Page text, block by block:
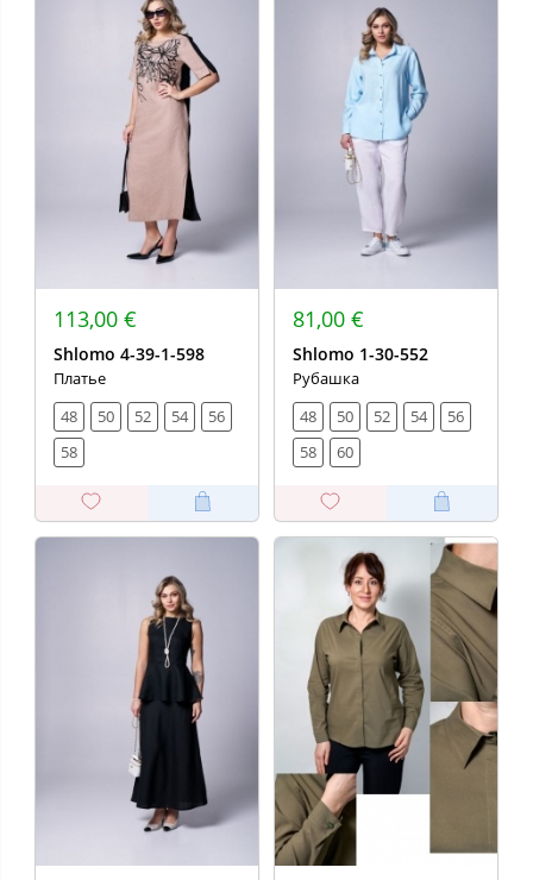
113,00 €
Shlomo 4-39-1-598
Платье
48
50 52 54
56
58
81,00 €
Shlomo 1-30-552
Рубашка
48
50 52 54
56
58
60